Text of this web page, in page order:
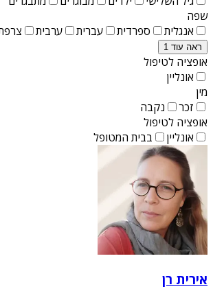
שפה
אנגלית
ספרדית עברית ערבית
ראה עוד 1
אופציה לטיפול
אונליין
מין
זכר
נקבה
אופציה לטיפול
אונליין
בבית המטופל
אירית רן